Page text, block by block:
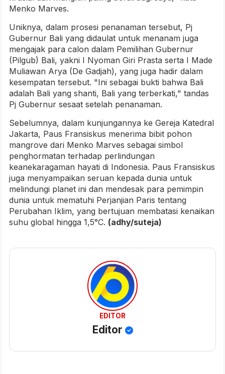
Menko Marves.
Uniknya, dalam prosesi penanaman tersebut, Pj
Gubernur Bali yang didaulat untuk menanam juga
mengajak para calon dalam Pemilihan Gubernur
(Pilgub) Bali, yakni I Nyoman Giri Prasta serta I Made
Muliawan Arya (De Gadjah), yang juga hadir dalam
kesempatan tersebut. "Ini sebagai bukti bahwa Bali
adalah Bali yang shanti, Bali yang terberkati," tandas
Pj Gubernur sesaat setelah penanaman.
Sebelumnya, dalam kunjungannya ke Gereja Katedral
Jakarta, Paus Fransiskus menerima bibit pohon
mangrove dari Menko Marves sebagai simbol
penghormatan terhadap perlindungan
keanekaragaman hayati di Indonesia. Paus Fransiskus
juga menyampaikan seruan kepada dunia untuk
melindungi planet ini dan mendesak para pemimpin
dunia untuk mematuhi Perjanjian Paris tentang
Perubahan Iklim, yang bertujuan membatasi kenaikan
suhu global hingga 1,5°C. (adhy/suteja)
EDITOR
Editor